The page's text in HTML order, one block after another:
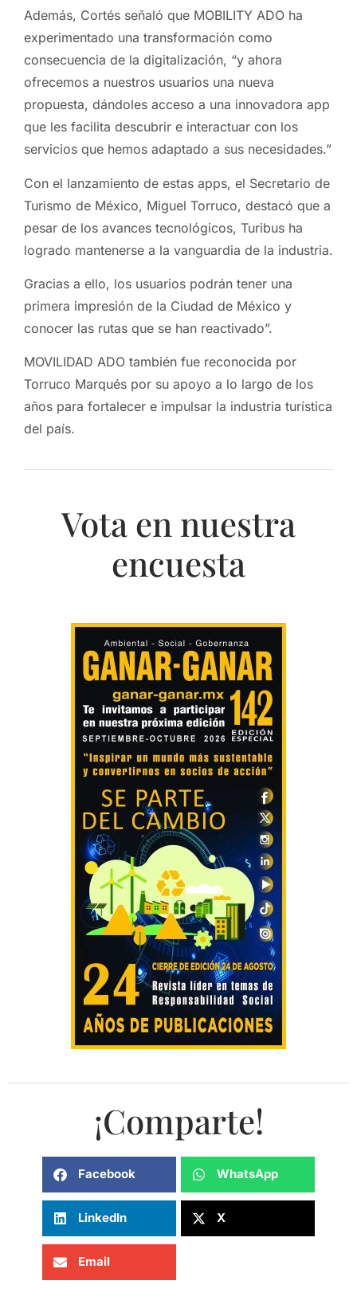
Además, Cortés señaló que MOBILITY ADO ha
experimentado una transformación como
consecuencia de la digitalización, “y ahora
ofrecemos a nuestros usuarios una nueva
propuesta, dándoles acceso a una innovadora app
que les facilita descubrir e interactuar con los
servicios que hemos adaptado a sus necesidades.”
Con el lanzamiento de estas apps, el Secretario de
Turismo de México, Miguel Torruco, destacó que a
pesar de los avances tecnológicos, Turibus ha
logrado mantenerse a la vanguardia de la industria.
Gracias a ello, los usuarios podrán tener una
primera impresión de la Ciudad de México y
conocer las rutas que se han reactivado”.
MOVILIDAD ADO también fue reconocida por
Torruco Marqués por su apoyo a lo largo de los
años para fortalecer e impulsar la industria turística
del país.
Vota en nuestra
encuesta
¡Comparte!
Facebook WhatsApp
LinkedIn X
Email